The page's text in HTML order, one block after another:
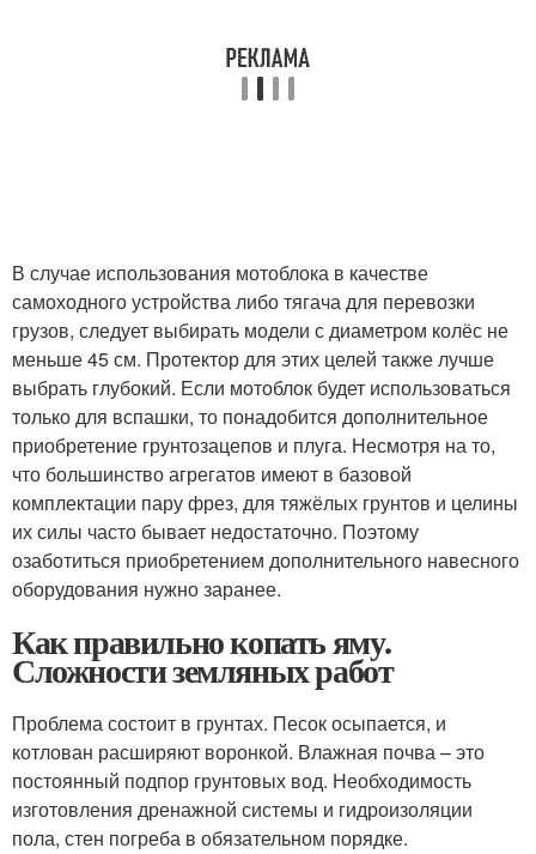
В случае использования мотоблока в качестве
самоходного устройства либо тягача для перевозки
грузов, следует выбирать модели с диаметром колёс не
меньше 45 см. Протектор для этих целей также лучше
выбрать глубокий. Если мотоблок будет использоваться
только для вспашки, то понадобится дополнительное
приобретение грунтозацепов и плуга. Несмотря на то,
что большинство агрегатов имеют в базовой
комплектации пару фрез, для тяжёлых грунтов и целины
их силы часто бывает недостаточно. Поэтому
озаботиться приобретением дополнительного навесного
оборудования нужно заранее.
Как правильно копать яму.
Сложности земляных работ
Проблема состоит в грунтах. Песок осыпается, и
котлован расширяют воронкой. Влажная почва – это
постоянный подпор грунтовых вод. Необходимость
изготовления дренажной системы и гидроизоляции
пола, стен погреба в обязательном порядке.